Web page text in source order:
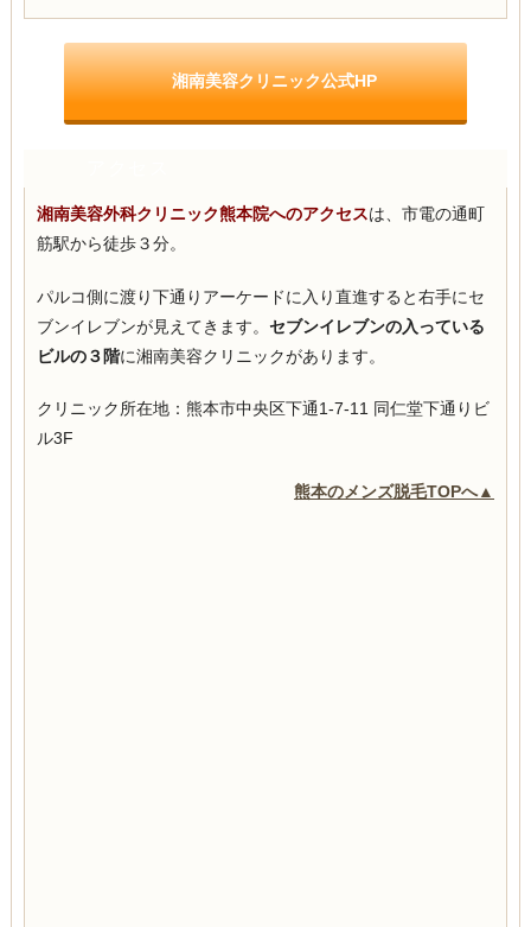
湘南美容クリニック公式HP
湘南美容外科クリニック熊本院へのアクセスは、市電の通町
筋駅から徒歩３分。
パルコ側に渡り下通りアーケードに入り直進すると右手にセ
ブンイレブンが見えてきます。 セブンイレブンの入っている
ビルの３階に湘南美容クリニックがあります。
クリニック所在地：熊本市中央区下通1-7-11 同仁堂下通りビ
ル3F
熊本のメンズ脱毛TOPへ▲